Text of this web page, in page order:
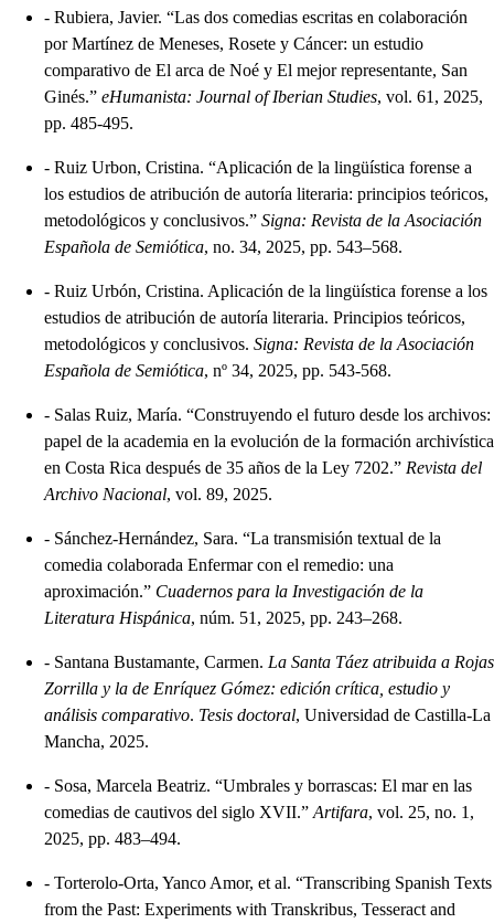
- Rubiera, Javier. “Las dos comedias escritas en colaboración
por Martínez de Meneses, Rosete y Cáncer: un estudio
comparativo de El arca de Noé y El mejor representante, San
Ginés.” eHumanista: Journal of Iberian Studies, vol. 61, 2025,
pp. 485-495.
- Ruiz Urbon, Cristina. “Aplicación de la lingüística forense a
los estudios de atribución de autoría literaria: principios teóricos,
metodológicos y conclusivos.” Signa: Revista de la Asociación
Española de Semiótica, no. 34, 2025, pp. 543–568.
- Ruiz Urbón, Cristina. Aplicación de la lingüística forense a los
estudios de atribución de autoría literaria. Principios teóricos,
metodológicos y conclusivos. Signa: Revista de la Asociación
Española de Semiótica, nº 34, 2025, pp. 543-568.
- Salas Ruiz, María. “Construyendo el futuro desde los archivos:
papel de la academia en la evolución de la formación archivística
en Costa Rica después de 35 años de la Ley 7202.” Revista del
Archivo Nacional, vol. 89, 2025.
- Sánchez-Hernández, Sara. “La transmisión textual de la
comedia colaborada Enfermar con el remedio: una
aproximación.” Cuadernos para la Investigación de la
Literatura Hispánica, núm. 51, 2025, pp. 243–268.
- Santana Bustamante, Carmen. La Santa Táez atribuida a Rojas
Zorrilla y la de Enríquez Gómez: edición crítica, estudio y
análisis comparativo. Tesis doctoral, Universidad de Castilla-La
Mancha, 2025.
- Sosa, Marcela Beatriz. “Umbrales y borrascas: El mar en las
comedias de cautivos del siglo XVII.” Artifara, vol. 25, no. 1,
2025, pp. 483–494.
- Torterolo-Orta, Yanco Amor, et al. “Transcribing Spanish Texts
from the Past: Experiments with Transkribus, Tesseract and